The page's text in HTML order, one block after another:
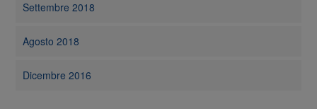
Settembre 2018
Agosto 2018
Dicembre 2016